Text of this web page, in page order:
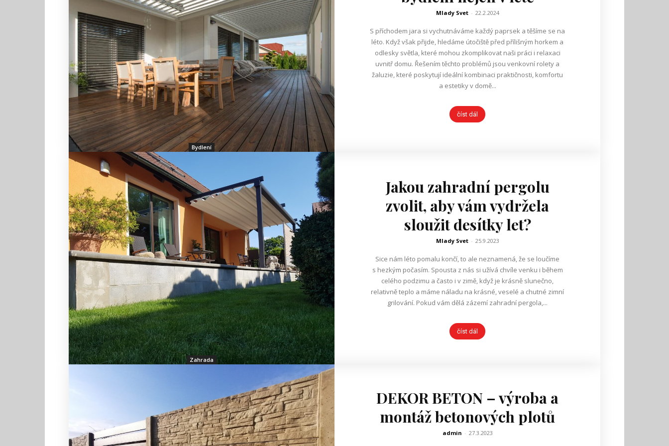
Bydlení
Mlady Svet - 22.2.2024
S příchodem jara si vychutnáváme každý paprsek a těšíme se na
léto. Když však přijde, hledáme útočiště před přílišným horkem a
odlesky světla, které mohou zkomplikovat naši práci i relaxaci
uvnitř domu. Řešením těchto problémů jsou venkovní rolety a
žaluzie, které poskytují ideální kombinaci praktičnosti, komfortu
a estetiky v domě...
číst dál
Zahrada
Jakou zahradní pergolu
zvolit, aby vám vydržela
sloužit desítky let?
Mlady Svet - 25.9.2023
Sice nám léto pomalu končí, to ale neznamená, že se loučíme
s hezkým počasím. Spousta z nás si užívá chvíle venku i během
celého podzimu a často i v zimě, když je krásně slunečno,
relativně teplo a máme náladu na krásné, veselé a chutné zimní
grilování. Pokud vám dělá zázemí zahradní pergola,...
číst dál
DEKOR BETON – výroba a
montáž betonových plotů
admin - 27.3.2023